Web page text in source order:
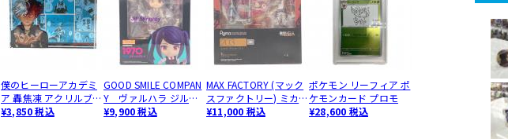
僕のヒーローアカデミ
ア 轟焦凍 アクリルブロ
ック HEROES
¥3,850 税込
GOOD SMILE COMPAN
Y ヴァルハラ ジル・
スティングレイ フィギ
¥9,900 税込
MAX FACTORY (マック
スファクトリー) ミカ
サ・アッカーマン 203
¥11,000 税込
ポケモン リーフィア ポ
ケモンカード プロモ
¥28,600 税込